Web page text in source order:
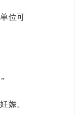
位可
娠。